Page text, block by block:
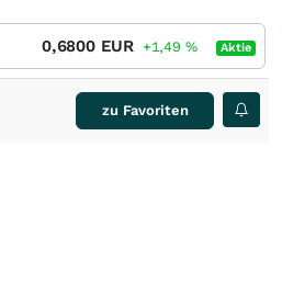
0,6800 EUR +1,49 % Aktie
zu Favoriten